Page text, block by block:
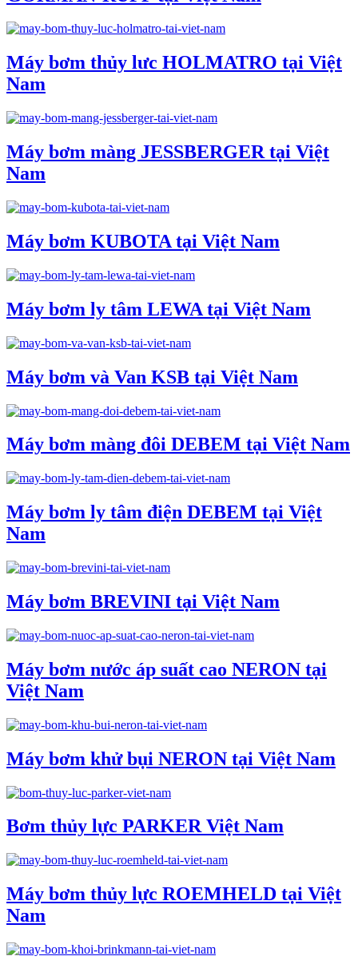
Máy bơm thủy lưc HOLMATRO tại Việt
Nam
Máy bơm màng JESSBERGER tại Việt
Nam
Máy bơm KUBOTA tại Việt Nam
Máy bơm ly tâm LEWA tại Việt Nam
Máy bơm và Van KSB tại Việt Nam
Máy bơm màng đôi DEBEM tại Việt Nam
Máy bơm ly tâm điện DEBEM tại Việt
Nam
Máy bơm BREVINI tại Việt Nam
Máy bơm nước áp suất cao NERON tại
Việt Nam
Máy bơm khử bụi NERON tại Việt Nam
Bơm thủy lực PARKER Việt Nam
Máy bơm thủy lực ROEMHELD tại Việt
Nam